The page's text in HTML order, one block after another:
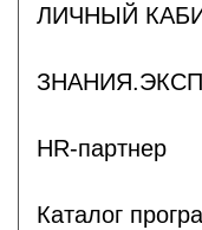
ЛИЧНЫЙ
HR-партнер
Каталог